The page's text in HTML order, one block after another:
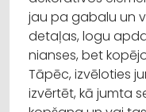
jau pa gabalu un
detaļas, logu
nianses, bet
Tāpēc, izvēloties
izvērtēt, kā jumta